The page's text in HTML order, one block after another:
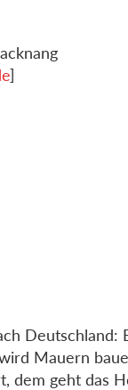
]
Deutschland:
Mauern
dem geht das